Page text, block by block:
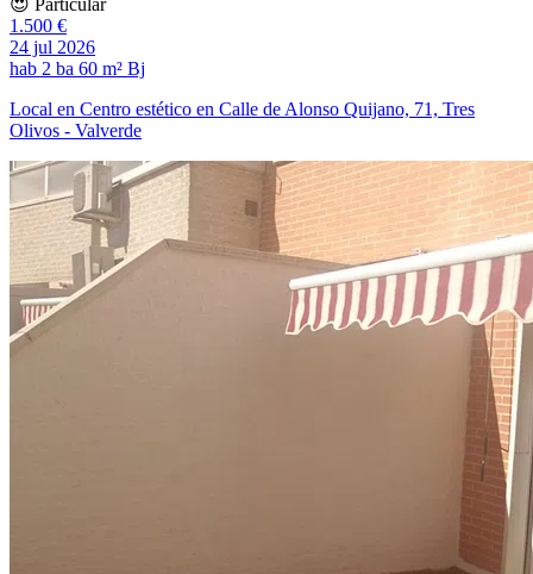
1.500 €
24 jul 2026
hab 2 ba 60 m² Bj
Local en Centro estético en Calle de Alonso Quijano, 71, Tres
Olivos - Valverde